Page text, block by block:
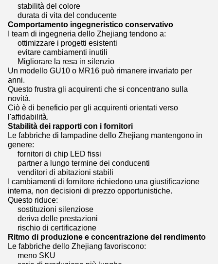
stabilità del colore
durata di vita del conducente
Comportamento ingegneristico conservativo
I team di ingegneria dello Zhejiang tendono a:
ottimizzare i progetti esistenti
evitare cambiamenti inutili
Migliorare la resa in silenzio
Un modello GU10 o MR16 può rimanere invariato per
anni.
Questo frustra gli acquirenti che si concentrano sulla
novità.
Ciò è di beneficio per gli acquirenti orientati verso
l'affidabilità.
Stabilità dei rapporti con i fornitori
Le fabbriche di lampadine dello Zhejiang mantengono in
genere:
fornitori di chip LED fissi
partner a lungo termine dei conducenti
venditori di abitazioni stabili
I cambiamenti di fornitore richiedono una giustificazione
interna, non decisioni di prezzo opportunistiche.
Questo riduce:
sostituzioni silenziose
deriva delle prestazioni
rischio di certificazione
Ritmo di produzione e concentrazione del rendimento
Le fabbriche dello Zhejiang favoriscono:
meno SKU